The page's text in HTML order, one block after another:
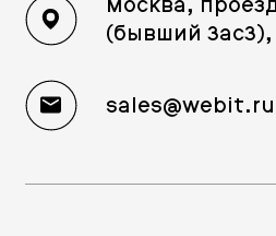
(бывший 3ас3),
sales@webit.ru